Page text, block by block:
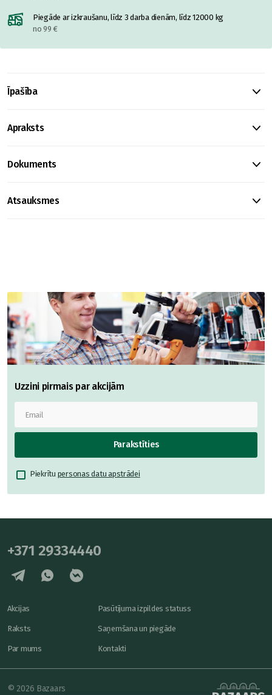
Piegāde ar izkraušanu, līdz 3 darba dienām, līdz 12000 kg
no 99 €
Īpašība
Apraksts
Dokuments
Atsauksmes
Uzzini pirmais par akcijām
Parakstīties
Piekrītu personas datu apstrādei
+371 29334440
Akcijas
Raksts
Par mums
Pasūtījuma izpildes statuss
Saņemšana un piegāde
Kontakti
© 2026 Bazaars